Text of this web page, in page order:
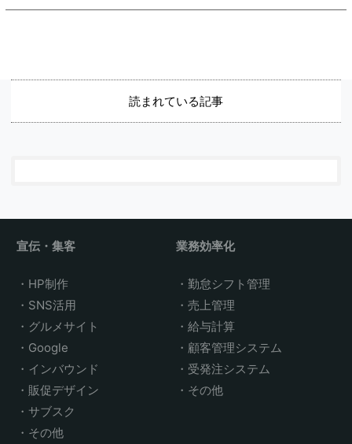
読まれている記事
宣伝・集客
HP制作
SNS活用
グルメサイト
Google
インバウンド
販促デザイン
サブスク
その他
業務効率化
勤怠シフト管理
売上管理
給与計算
顧客管理システム
受発注システム
その他